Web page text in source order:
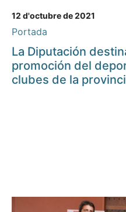
12 d'octubre de 2021
Portada
La Diputación
promoción del
clubes de la